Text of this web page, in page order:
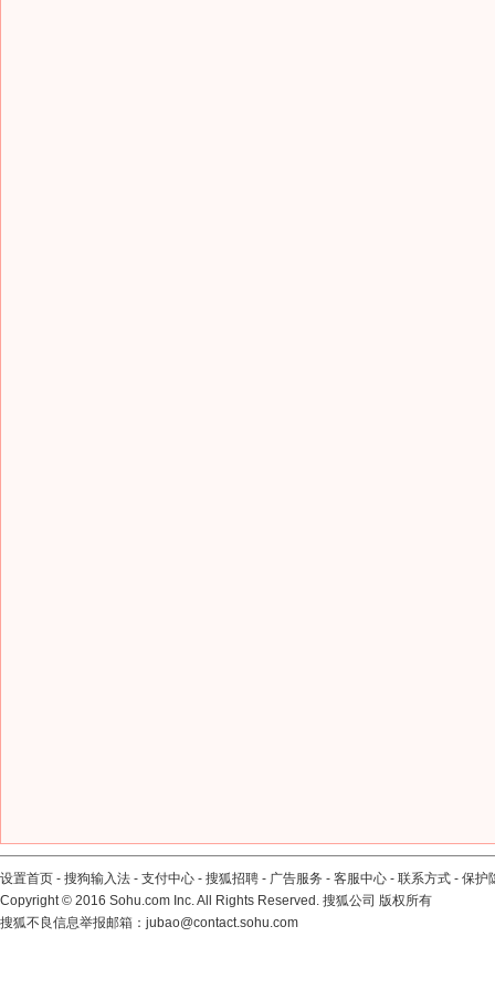
设置首页 - 搜狗输入法 - 支付中心 - 搜狐招聘 - 广告服务 - 客服中心 - 联系方式 - 保护
Copyright© 2016 Sohu.com Inc. All Rights Reserved. 搜狐公司 版权所有
搜狐不良信息举报邮箱： jubao@contact.sohu.com